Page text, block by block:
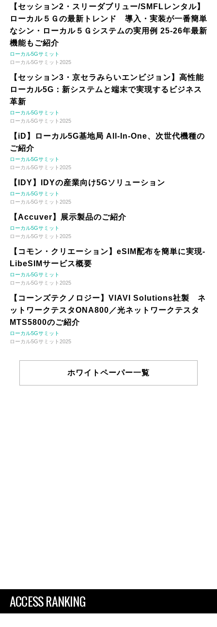
【セッション2・スリーダブリュー/SMFLレンタル】
ローカル５Ｇの最新トレンド 導入・実装が一番簡単
なシン・ローカル５Ｇシステムの実用例 25-26年最新
機能もご紹介
ローカル5Gサミット
ローカル5Gサミット2025
【セッション3・京セラみらいエンビジョン】高性能
ローカル5G：新システムと端末で実現するビジネス
革新
ローカル5Gサミット
ローカル5Gサミット2025
【iD】ローカル5G基地局 All-In-One、次世代機種の
ご紹介
ローカル5Gサミット
ローカル5Gサミット2025
【IDY】IDYの産業向け5Gソリューション
ローカル5Gサミット
ローカル5Gサミット2025
【Accuver】展示製品のご紹介
ローカル5Gサミット
ローカル5Gサミット2025
【コモン・クリエーション】eSIM配布を簡単に実現-
LibeSIMサービス概要
ローカル5Gサミット
ローカル5Gサミット2025
【コーンズテクノロジー】VIAVI Solutions社製 ネ
ットワークテスタONA800／光ネットワークテスタ
MTS5800のご紹介
ローカル5Gサミット
ローカル5Gサミット2025
ホワイトペーパー一覧
ACCESS RANKING